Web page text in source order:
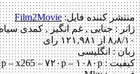
منتشر کننده فایل:Film2Movie
ژانر : جنایی , غم انگیز , کمدی سیاه
۸٫۸/۱۰ از ۱۲۱,۹۸۱ رای
زبان : انگلیسی
کیفیت : ۴۸۰p – x265 – ۷۲۰p – ۱۰۸۰p